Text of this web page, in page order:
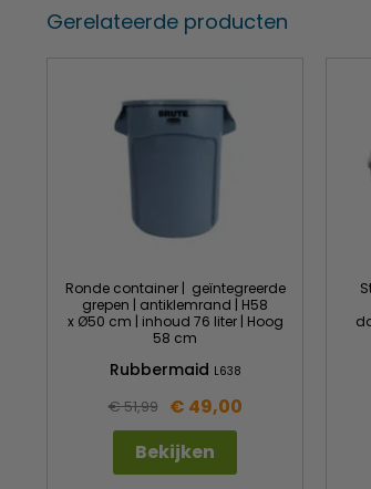
Gerelateerde producten
Ronde container | geïntegreerde
grepen | antiklemrand | H58
x Ø50 cm | inhoud 76 liter | Hoog
58 cm
Rubbermaid L638
€ 51,99
€ 49,00
Bekijken